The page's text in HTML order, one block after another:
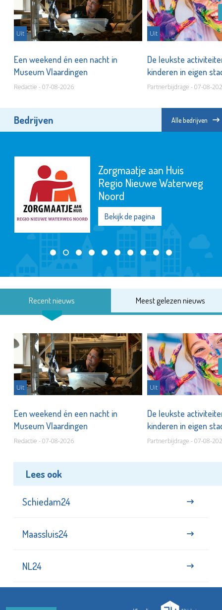
Uit
Een weekend én een nacht in
Museum Vlaardingen
Redactie - 07-08-2026
Uit
De leukste
kinderen in eigen
Partnerbijdrage - 07-08-
Bedrijven Alle bedrijven
Zorgmaatje aan Huis
Regio Nieuwe Waterweg
Noord
Bekijk de pagina
Recent nieuws Meest gelezen nieuws
Uit
Een weekend én een nacht in
Museum Vlaardingen
Redactie - 07-08-2026
Uit
De leukste
kinderen in eigen
Partnerbijdrage - 07-08-
Lees ook
Schiedam24
Maassluis24
NL24